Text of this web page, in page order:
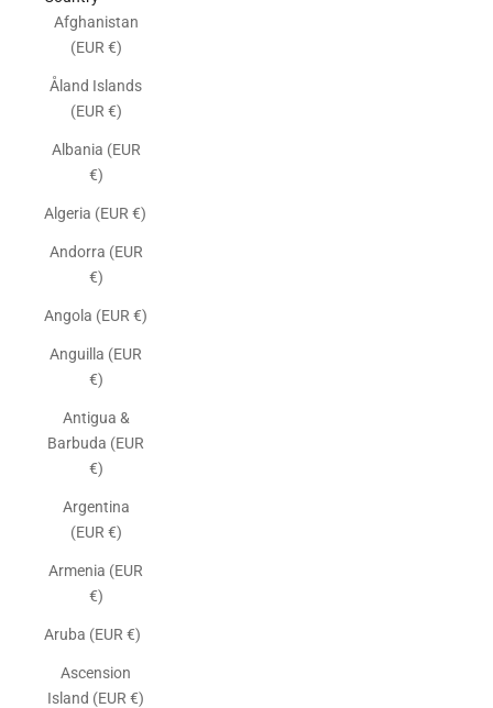
Afghanistan
(EUR €)
Åland Islands
(EUR €)
Albania (EUR
€)
Algeria (EUR €)
Andorra (EUR
€)
Angola (EUR €)
Anguilla (EUR
€)
Antigua &
Barbuda (EUR
€)
Argentina
(EUR €)
Armenia (EUR
€)
Aruba (EUR €)
Ascension
Island (EUR €)